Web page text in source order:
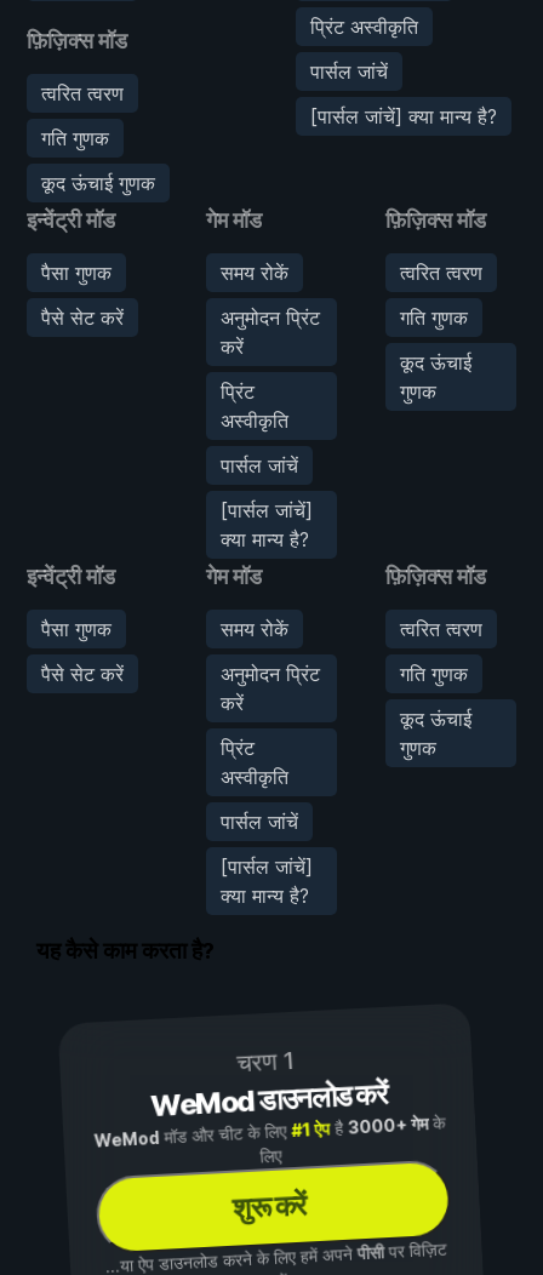
फ़िज़िक्स मॉड
त्वरित त्वरण
गति गुणक
कूद ऊंचाई गुणक
प्रिंट अस्वीकृति
पार्सल जांचें
[पार्सल जांचें] क्या मान्य है?
इन्वेंट्री मॉड
पैसा गुणक
पैसे सेट करें
गेम मॉड
समय रोकें
अनुमोदन प्रिंट
करें
प्रिंट
अस्वीकृति
पार्सल जांचें
[पार्सल जांचें]
क्या मान्य है?
फ़िज़िक्स मॉड
त्वरित त्वरण
गति गुणक
कूद ऊंचाई
गुणक
इन्वेंट्री मॉड
पैसा गुणक
पैसे सेट करें
गेम मॉड
समय रोकें
अनुमोदन प्रिंट
करें
प्रिंट
अस्वीकृति
पार्सल जांचें
[पार्सल जांचें]
क्या मान्य है?
फ़िज़िक्स मॉड
त्वरित त्वरण
गति गुणक
कूद ऊंचाई
गुणक
यह कैसे काम करता है?
चरण 1
WeMod डाउनलोड करें
WeMod मॉड और चीट के लिए#1 ऐपहै3000+ गेमके
लिए
शुरू करें
...या ऐप डाउनलोड करने के लिए हमें अपनेपीसीपर विज़िट